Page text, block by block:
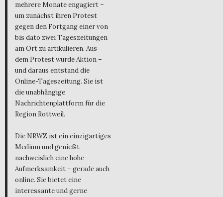
mehrere Monate engagiert –
um zunächst ihren Protest
gegen den Fortgang einer von
bis dato zwei Tageszeitungen
am Ort zu artikulieren. Aus
dem Protest wurde Aktion –
und daraus entstand die
Online-Tageszeitung. Sie ist
die unabhängige
Nachrichtenplattform für die
Region Rottweil.
Die NRWZ ist ein einzigartiges
Medium und genießt
nachweislich eine hohe
Aufmerksamkeit – gerade auch
online. Sie bietet eine
interessante und gerne